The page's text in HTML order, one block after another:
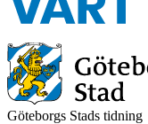
Göteborgs Stads tidning